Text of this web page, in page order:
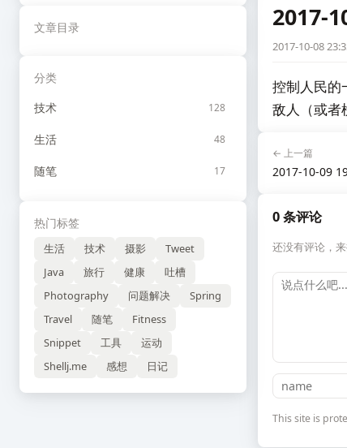
文章目录
分类
技术
128
生活 48
随笔 17
热门标签
生活 技术 摄影
Tweet
Java
旅行 健康
吐槽
Photography
问题解决
Spring
Travel
随笔
Fitness
Snippet
工具
运动
Shellj.me
感想 日记
2017-
2017-10-08
控制人民的
敌人（或者
← 上一篇
2017-10-09
0 条评论
还没有评论，来
This site is